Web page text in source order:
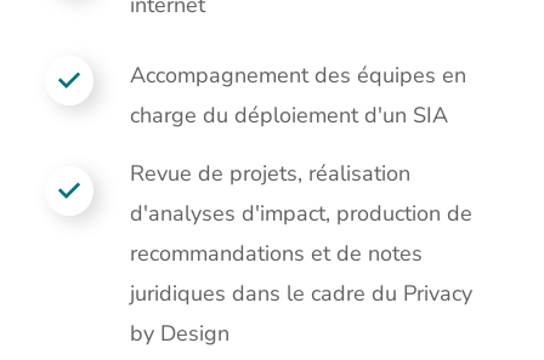
Accompagnement des équipes en
charge du déploiement d'un SIA
Revue de projets, réalisation
d'analyses d'impact, production de
recommandations et de notes
juridiques dans le cadre du Privacy
by Design